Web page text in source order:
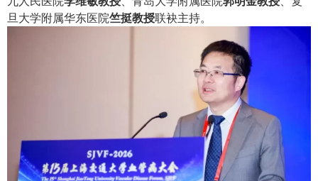
旦大学附属华东医院竺挺教授联袂主持。